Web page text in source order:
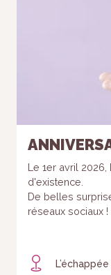
Le 1er avril
d'existence.
De belles
réseaux sociaux !